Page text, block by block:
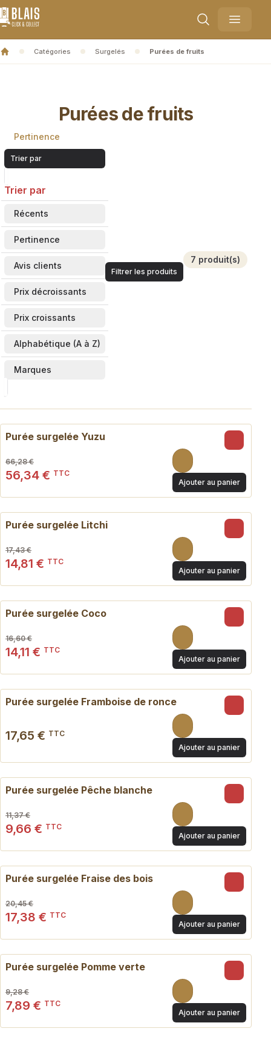
Blais Collect
Ouvrir
Accueil
Catégories Surgelés Purées de fruits
Purées de fruits
Pertinence
Trier par
Trier par
Récents
Pertinence
Avis clients
Prix décroissants
Prix croissants
Alphabétique (A à Z)
Marques
Filtrer les produits
7 produit(s)
- 15 %
Purée surgelée Yuzu
66,28 €
56,34 € TTC
Ajouter au panier
- 15 %
Purée surgelée Litchi
17,43 €
14,81 € TTC
Ajouter au panier
- 15 %
Purée surgelée Coco
16,60 €
14,11 € TTC
Ajouter au panier
Purée surgelée Framboise de ronce
17,65 € TTC
Ajouter au panier
- 15 %
Purée surgelée Pêche blanche
11,37 €
9,66 € TTC
Ajouter au panier
- 15 %
Purée surgelée Fraise des bois
20,45 €
17,38 € TTC
Ajouter au panier
- 15 %
Purée surgelée Pomme verte
9,28 €
7,89 € TTC
Ajouter au panier